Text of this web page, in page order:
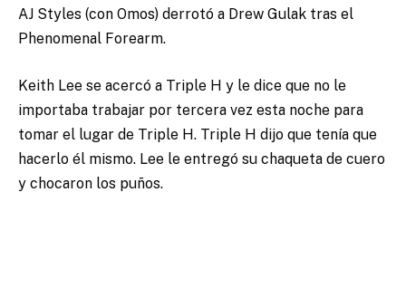
AJ Styles (con Omos) derrotó a Drew Gulak tras el
Phenomenal Forearm.
Keith Lee se acercó a Triple H y le dice que no le
importaba trabajar por tercera vez esta noche para
tomar el lugar de Triple H. Triple H dijo que tenía que
hacerlo él mismo. Lee le entregó su chaqueta de cuero
y chocaron los puños.